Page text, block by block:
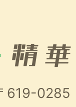
619-0285